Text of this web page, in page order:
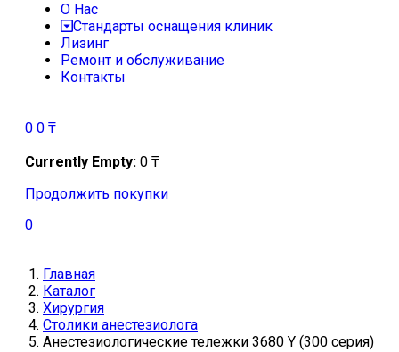
О Нас
Стандарты оснащения клиник
Лизинг
Ремонт и обслуживание
Контакты
0 0 ₸
Currently Empty: 0 ₸
Продолжить покупки
0
Главная
Каталог
Хирургия
Столики анестезиолога
Анестезиологические тележки 3680 Y (300 серия)